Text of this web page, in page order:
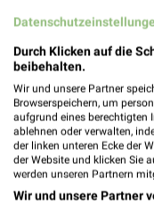
Durch Klicken auf die
beibehalten.
Wir und unsere Partner
Browserspeichern, um
aufgrund eines berechtigten
ablehnen oder verwalten,
der linken unteren Ecke der
der Website und klicken Sie
werden unseren Partnern
Wir und unsere Partner